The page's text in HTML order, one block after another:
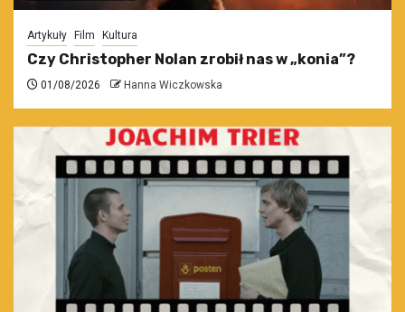
Artykuły Film Kultura
Czy Christopher Nolan zrobił nas w „konia”?
01/08/2026 Hanna Wiczkowska